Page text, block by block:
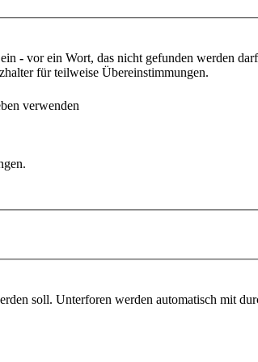
- vor ein Wort, das nicht gefunden werden
für teilweise Übereinstimmungen.
verwenden
soll. Unterforen werden automatisch mit